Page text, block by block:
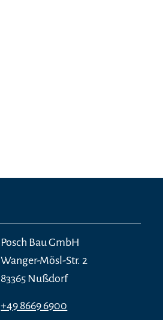
Posch Bau GmbH
Wanger-Mösl-Str. 2
83365 Nußdorf
+49 8669 6900